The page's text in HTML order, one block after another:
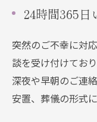
24時間365日
突然のご不幸に対
談を受け付けており
深夜や早朝のご連
安置、葬儀の形式